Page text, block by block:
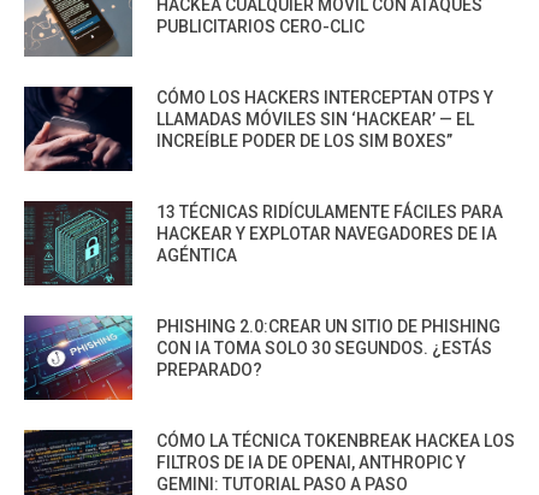
HACKEA CUALQUIER MÓVIL CON ATAQUES
PUBLICITARIOS CERO-CLIC
CÓMO LOS HACKERS INTERCEPTAN OTPS Y
LLAMADAS MÓVILES SIN ‘HACKEAR’ — EL
INCREÍBLE PODER DE LOS SIM BOXES”
13 TÉCNICAS RIDÍCULAMENTE FÁCILES PARA
HACKEAR Y EXPLOTAR NAVEGADORES DE IA
AGÉNTICA
PHISHING 2.0:CREAR UN SITIO DE PHISHING
CON IA TOMA SOLO 30 SEGUNDOS. ¿ESTÁS
PREPARADO?
CÓMO LA TÉCNICA TOKENBREAK HACKEA LOS
FILTROS DE IA DE OPENAI, ANTHROPIC Y
GEMINI: TUTORIAL PASO A PASO